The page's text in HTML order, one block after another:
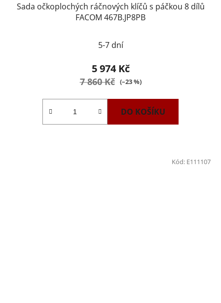
Sada očkoplochých ráčnových klíčů s páčkou 8 dílů
FACOM 467B.JP8PB
5-7 dní
5 974 Kč
7 860 Kč (–23 %)
DO KOŠÍKU
Kód: E111107